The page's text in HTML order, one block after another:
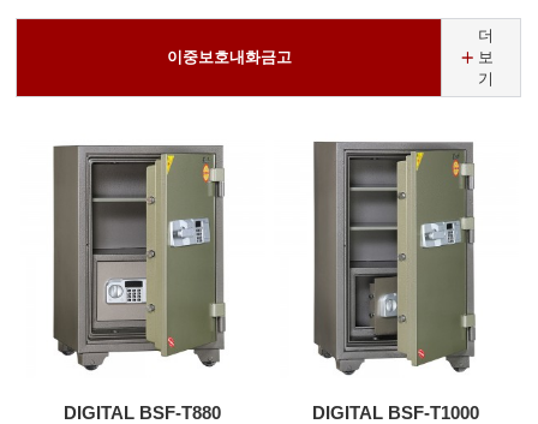
이중보호내화금고
더
보
기
DIGITAL BSF-T880 DIGITAL BSF-T1000